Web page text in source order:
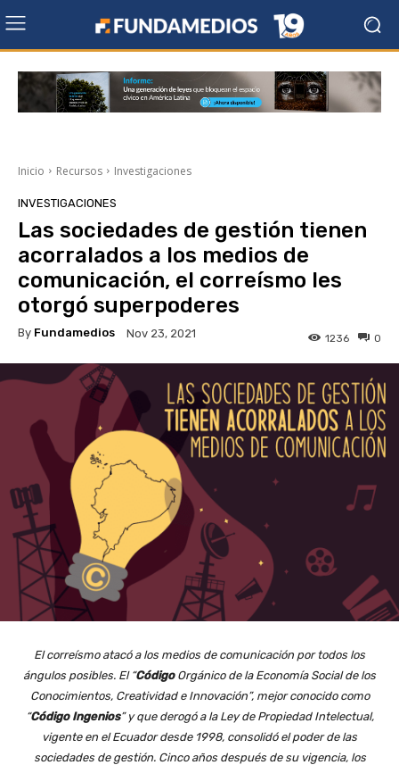
Inicio Recursos Investigaciones
INVESTIGACIONES
Las sociedades de gestión tienen
acorralados a los medios de
comunicación, el correísmo les
otorgó superpoderes
By Fundamedios Nov 23, 2021 0
1236
El correísmo atacó a los medios de comunicación por todos los
ángulos posibles. El “CódigoOrgánico de la Economía Social de los
Conocimientos, Creatividad e Innovación”, mejor conocido como
“Código Ingenios”y que derogó a la Ley de Propiedad Intelectual,
vigente en el Ecuador desde 1998, consolidó el poder de las
sociedades de gestión. Cinco años después de su vigencia, los